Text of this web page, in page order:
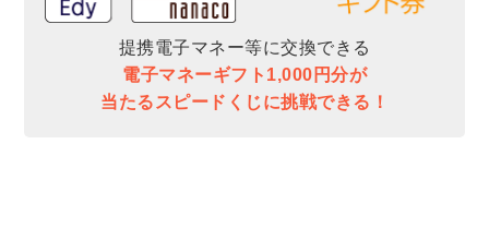
提携電子マネー等に交換できる
電子マネーギフト1,000円分が
当たるスピードくじに挑戦できる！